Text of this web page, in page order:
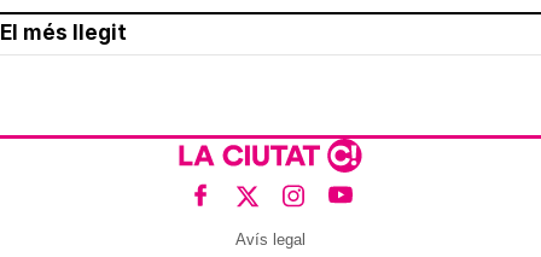
El més llegit
Avís legal